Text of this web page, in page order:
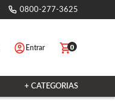
0800-277-3625
Entrar 0
+ CATEGORIAS